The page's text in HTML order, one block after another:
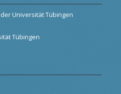
Universität Tübingen
Tübingen